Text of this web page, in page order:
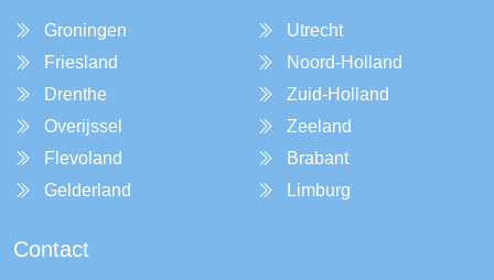
Groningen
Friesland
Drenthe
Overijssel
Flevoland
Gelderland
Utrecht
Noord-Holland
Zuid-Holland
Zeeland
Brabant
Limburg
Contact